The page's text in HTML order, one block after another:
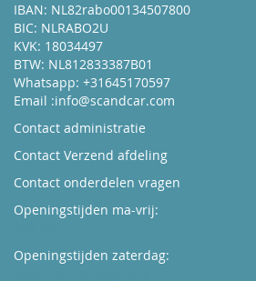
IBAN: NL82rabo00134507800
BIC: NLRABO2U
KVK: 18034497
BTW: NL812833387B01
Whatsapp: +31645170597
Email :info@scandcar.com
Contact administratie
Contact Verzend afdeling
Contact onderdelen vragen
Openingstijden ma-vrij:
Openingstijden zaterdag: